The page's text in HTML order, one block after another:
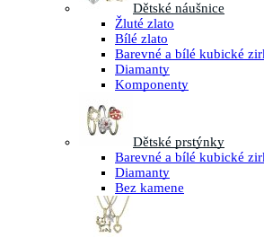
Dětské náušnice
Žluté zlato
Bílé zlato
Barevné a bílé kubické
Diamanty
Komponenty
Dětské prstýnky
Barevné a bílé kubické
Diamanty
Bez kamene